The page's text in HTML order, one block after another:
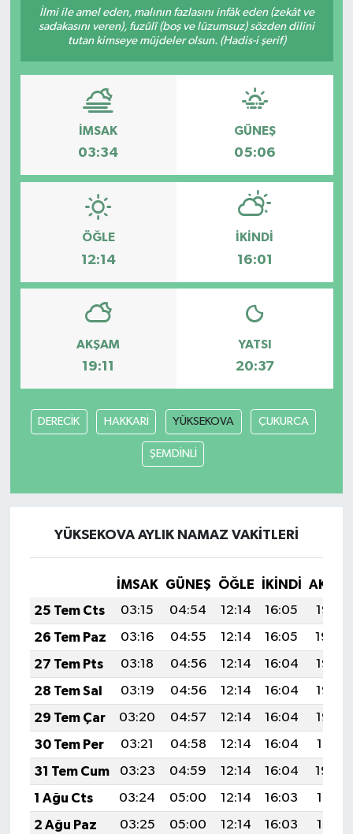
İlmi ile amel eden, malının fazlasını infâk eden (zekât ve
sadakasını veren), fuzûlî (boş ve lüzumsuz) sözden dilini
tutan kimseye müjdeler olsun. (Hadis-i şerif)
İMSAK
03:34
GÜNEŞ
05:06
ÖĞLE
12:14
İKINDI
16:01
AKŞAM
19:11
YATSI
20:37
DERECİK HAKKARİ YÜKSEKOVA ÇUKURCA
ŞEMDİNLİ
YÜKSEKOVA AYLIK NAMAZ VAKITLERI
İMSAK GÜNEŞ ÖĞLE İKINDI
25 Tem Cts
03:15 04:54 12:14 16:05
19:25
26 Tem Paz
03:16 04:55 12:14 16:05
19:24
27 Tem Pts
03:18 04:56 12:14 16:04
19:23
28 Tem Sal
03:19 04:56 12:14 16:04
19:23
29 Tem Çar
03:20 04:57 12:14 16:04
19:22
30 Tem Per
03:21 04:58 12:14 16:04
19:21
31 Tem Cum
03:23 04:59 12:14 16:04
19:20
1 Ağu Cts
03:24 05:00 12:14 16:03
19:19
2 Ağu Paz
03:25 05:00 12:14 16:03
19:18